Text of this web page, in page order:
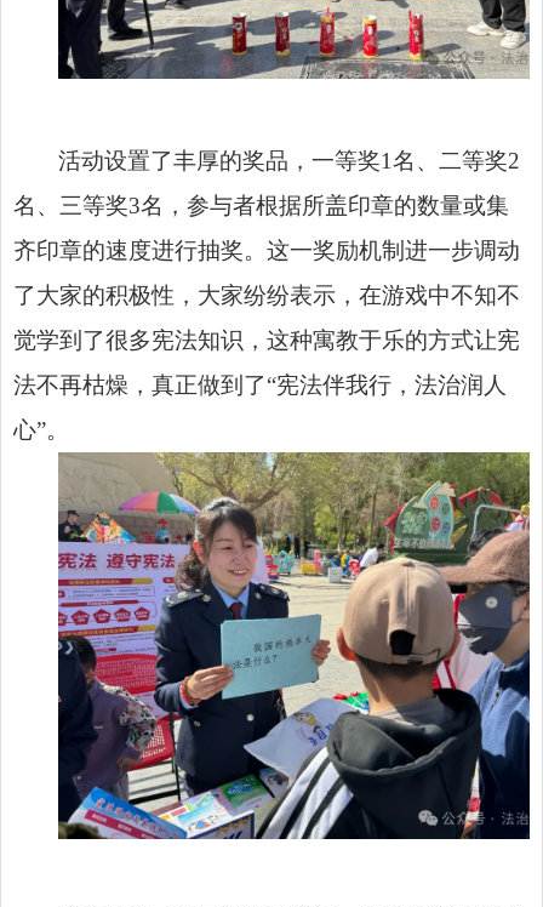
活动设置了丰厚的奖品，一等奖1名、二等奖2
名、三等奖3名，参与者根据所盖印章的数量或集
齐印章的速度进行抽奖。这一奖励机制进一步调动
了大家的积极性，大家纷纷表示，在游戏中不知不
觉学到了很多宪法知识，这种寓教于乐的方式让宪
法不再枯燥，真正做到了“宪法伴我行，法治润人
心”。